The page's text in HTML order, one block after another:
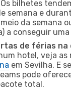
bilhetes
semana e
da semana
a conseguir
de férias na
hotel, veja as
em Sevilha. E
pode
total.